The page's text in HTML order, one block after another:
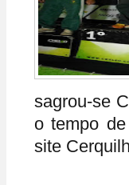
sagrou-se
o tempo de
site